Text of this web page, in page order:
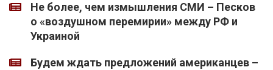
Не более, чем измышления СМИ – Песков
о «воздушном перемирии» между РФ и
Украиной
Будем ждать предложений американцев –